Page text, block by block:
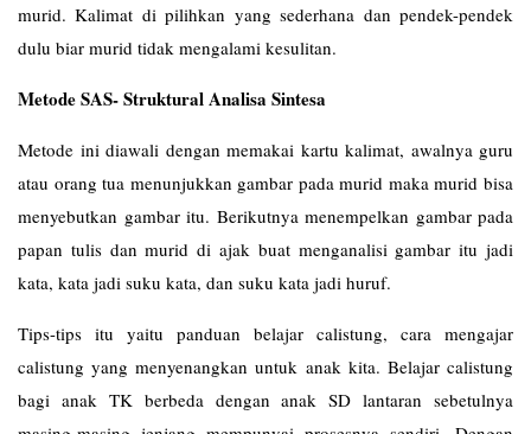
murid. Kalimat di pilihkan yang sederhana dan pendek-pendek
dulu biar murid tidak mengalami kesulitan.
Metode SAS- Struktural Analisa Sintesa
Metode ini diawali dengan memakai kartu kalimat, awalnya guru
atau orang tua menunjukkan gambar pada murid maka murid bisa
menyebutkan gambar itu. Berikutnya menempelkan gambar pada
papan tulis dan murid di ajak buat menganalisi gambar itu jadi
kata, kata jadi suku kata, dan suku kata jadi huruf.
Tips-tips itu yaitu panduan belajar calistung, cara mengajar
calistung yang menyenangkan untuk anak kita. Belajar calistung
bagi anak TK berbeda dengan anak SD lantaran sebetulnya